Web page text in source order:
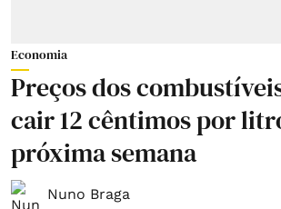
Economia
Preços dos
cair 12 cêntimos por
próxima semana
Nuno Braga